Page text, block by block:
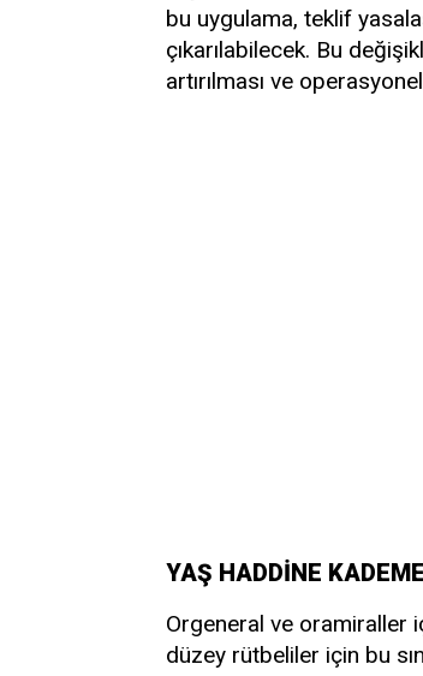
bu uygulama, teklif
çıkarılabilecek. Bu
artırılması ve
YAŞ HADDİNE
Orgeneral ve oramiraller
düzey rütbeliler için bu